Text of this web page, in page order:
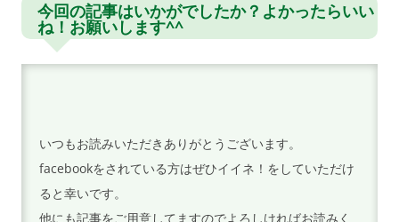
ビ
ゲ
今回の記事はいかがでしたか？よかったらいい
ね！お願いします^^
いつもお読みいただきありがとうございます。
facebookをされている方はぜひイイネ！をしていただけ
ると幸いです。
他にも記事をご用意してますのでよろしければお読みく